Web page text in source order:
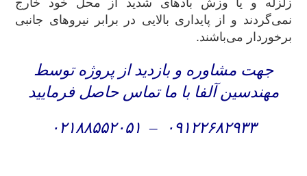
زلزله و یا وزش باد‌های شدید از محل خود خارج
نمی‌گردند و از پایداری بالایی در برابر نیروهای جانبی
برخوردار می‌باشند.
جهت مشاوره و بازدید از پروژه توسط
مهندسین آلفا با ما تماس حاصل فرمایید
۰۹۱۲۲۶۸۲۹۳۳ – ۰۲۱۸۸۵۵۲۰۵۱